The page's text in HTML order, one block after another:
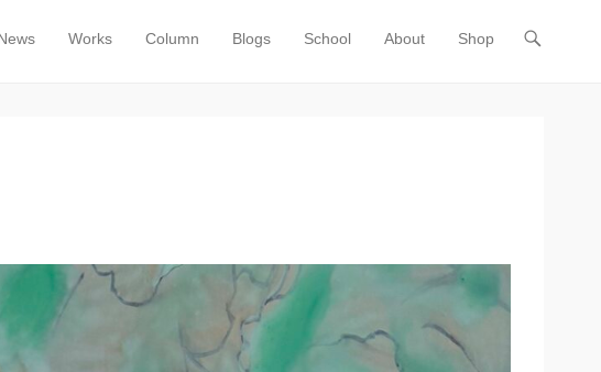
キップ Works Column Blogs School About Shop